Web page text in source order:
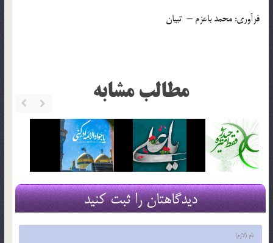
فرآوری: محمد باعزم – تبیان
مطالب مشابه
دیدگاهتان را ثبت کنید